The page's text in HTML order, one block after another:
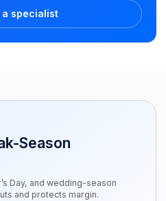
a specialist
Season
Day, and wedding-season
and protects margin.